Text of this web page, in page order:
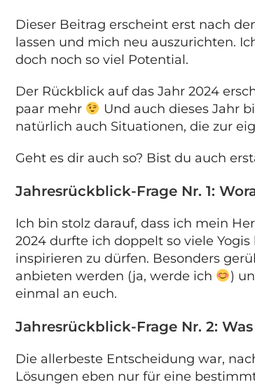
Dieser Beitrag erscheint erst nach
lassen und mich neu auszurichten.
doch noch so viel Potential.
Der Rückblick auf das Jahr 2024
paar mehr
Und auch dieses Jahr
natürlich auch Situationen, die zur
Geht es dir auch so? Bist du auch
Jahresrückblick-Frage Nr. 1:
Ich bin stolz darauf, dass ich mein
2024 durfte ich doppelt so viele
inspirieren zu dürfen. Besonders
anbieten werden (ja, werde ich
)
einmal an euch.
Jahresrückblick-Frage Nr. 2:
Die allerbeste Entscheidung war,
Lösungen eben nur für eine